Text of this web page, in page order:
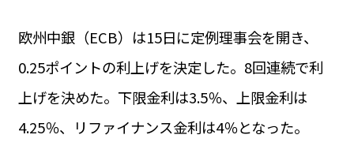
LUXE
グルメ
FR 18:15 ／ JP 01:15
1€＝182.05円
欧州中銀（ECB）は15日に定例理事会を開き、
0.25ポイントの利上げを決定した。8回連続で利
上げを決めた。下限金利は3.5％、上限金利は
4.25％、リファイナンス金利は4％となった。